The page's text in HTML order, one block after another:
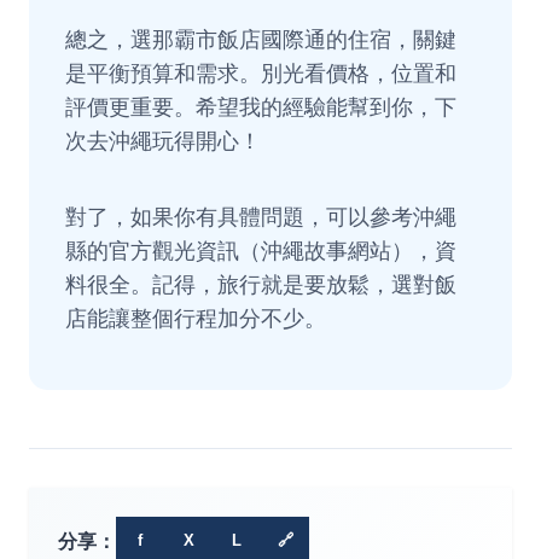
總之，選那霸市飯店國際通的住宿，關鍵
是平衡預算和需求。別光看價格，位置和
評價更重要。希望我的經驗能幫到你，下
次去沖繩玩得開心！
對了，如果你有具體問題，可以參考沖繩
縣的官方觀光資訊（沖繩故事網站），資
料很全。記得，旅行就是要放鬆，選對飯
店能讓整個行程加分不少。
分享： f X L 🔗